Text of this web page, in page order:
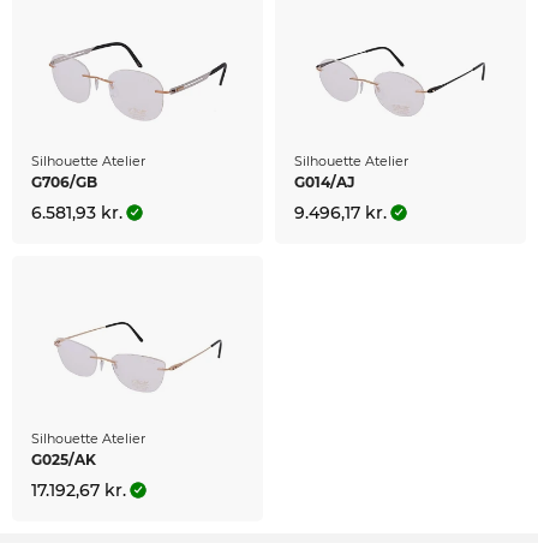
Silhouette Atelier
G706/GB
6.581,93 kr.
Silhouette Atelier
G014/AJ
9.496,17 kr.
Silhouette Atelier
G025/AK
17.192,67 kr.